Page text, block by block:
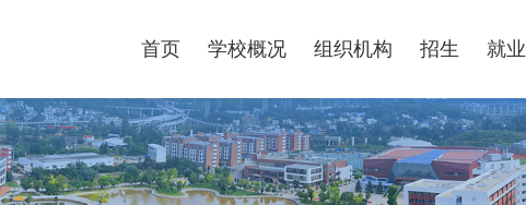
首页 学校概况 组织机构 招生 就业